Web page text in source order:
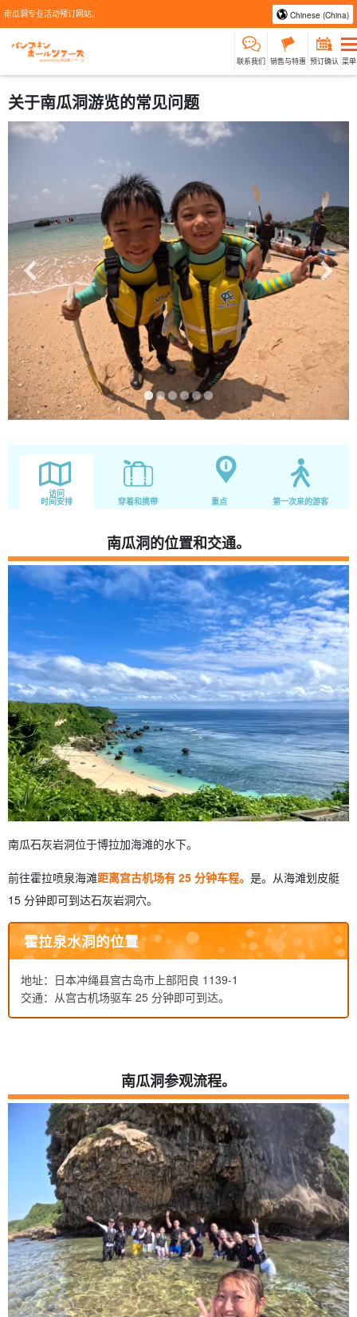
南瓜洞专业活动预订网站。 Chinese (China)
联系我们 销售与特惠 预订确认 菜单
关于南瓜洞游览的常见问题
访问
时间安排 穿着和携带 重点 第一次来的游客
南瓜洞的位置和交通。
南瓜石灰岩洞位于博拉加海滩的水下。
前往霍拉喷泉海滩距离宫古机场有 25 分钟车程。 是。从海滩划皮艇
15 分钟即可到达石灰岩洞穴。
霍拉泉水洞的位置
地址：日本冲绳县宫古岛市上部阳良 1139-1
交通：从宫古机场驱车 25 分钟即可到达。
南瓜洞参观流程。